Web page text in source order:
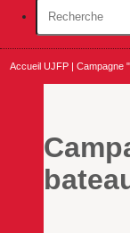
Accueil UJFP |Campagne